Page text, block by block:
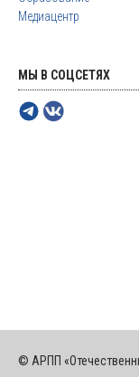
Медиацентр
МЫ В СОЦСЕТЯХ
© АРПП